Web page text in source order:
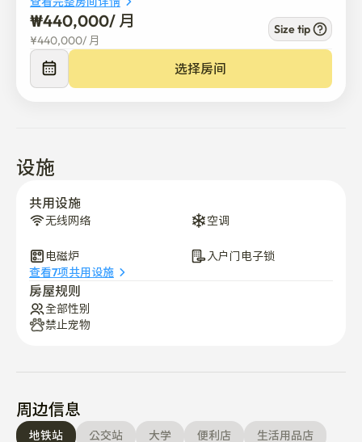
₩440,000/ 月
¥440,000/ 月
Size tip
选择房间
设施
共用设施
无线网络 空调
电磁炉
入户门电子锁
查看7项共用设施
房屋规则
全部性别
禁止宠物
周边信息
地铁站 公交站 大学 便利店 生活用品店